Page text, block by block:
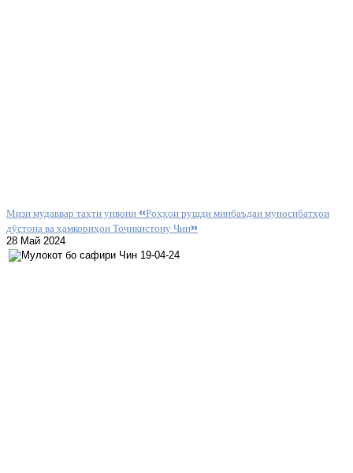
Мизи мудаввар таҳти унвони «Роҳҳои рушди минбаъдаи муносибатҳои
дӯстона ва ҳамкориҳои Тоҷикистону Чин»
28 Май 2024